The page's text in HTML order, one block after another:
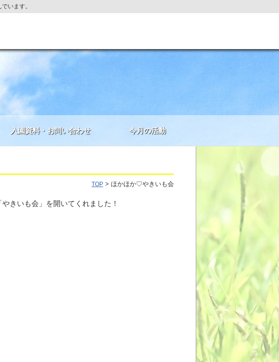
います。
入園資料・お問い合わせ 今月の活動
TOP > ほかほか♡やきいも会
きいも会」を開いてくれました！